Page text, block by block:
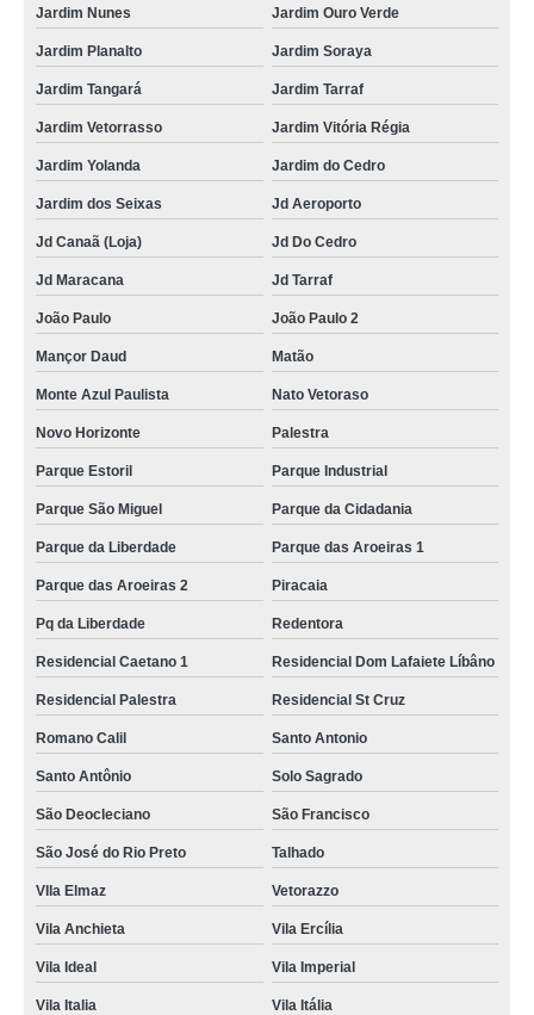
Jardim Nunes Jardim Ouro Verde
Jardim Planalto Jardim Soraya
Jardim Tangará Jardim Tarraf
Jardim Vetorrasso Jardim Vitória Régia
Jardim Yolanda Jardim do Cedro
Jardim dos Seixas Jd Aeroporto
Jd Canaã (Loja) Jd Do Cedro
Jd Maracana Jd Tarraf
João Paulo João Paulo 2
Mançor Daud Matão
Monte Azul Paulista Nato Vetoraso
Novo Horizonte Palestra
Parque Estoril Parque Industrial
Parque São Miguel Parque da Cidadania
Parque da Liberdade Parque das Aroeiras 1
Parque das Aroeiras 2 Piracaia
Pq da Liberdade Redentora
Residencial Caetano 1 Residencial Dom Lafaiete Líbâno
Residencial Palestra Residencial St Cruz
Romano Calil Santo Antonio
Santo Antônio Solo Sagrado
São Deocleciano São Francisco
São José do Rio Preto Talhado
VIla Elmaz Vetorazzo
Vila Anchieta Vila Ercília
Vila Ideal Vila Imperial
Vila Italia Vila Itália